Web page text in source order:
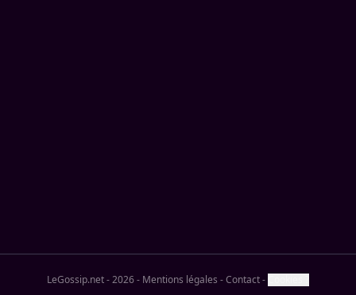
LeGossip.net - 2026- Mentions légales -Contact-